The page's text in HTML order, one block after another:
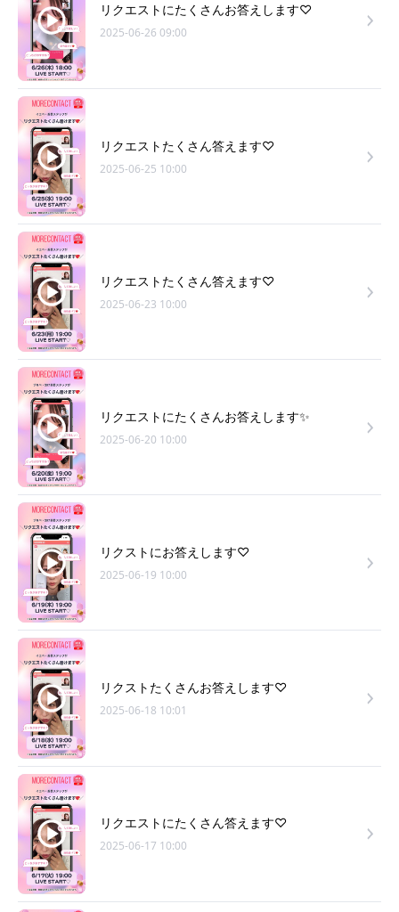
リクエストにたくさんお答えします♡
2025-06-26 09:00
リクエストたくさん答えます♡
2025-06-25 10:00
リクエストたくさん答えます♡
2025-06-23 10:00
リクエストにたくさんお答えします✨
2025-06-20 10:00
リクストにお答えします♡
2025-06-19 10:00
リクストたくさんお答えします♡
2025-06-18 10:01
リクエストにたくさん答えます♡
2025-06-17 10:00